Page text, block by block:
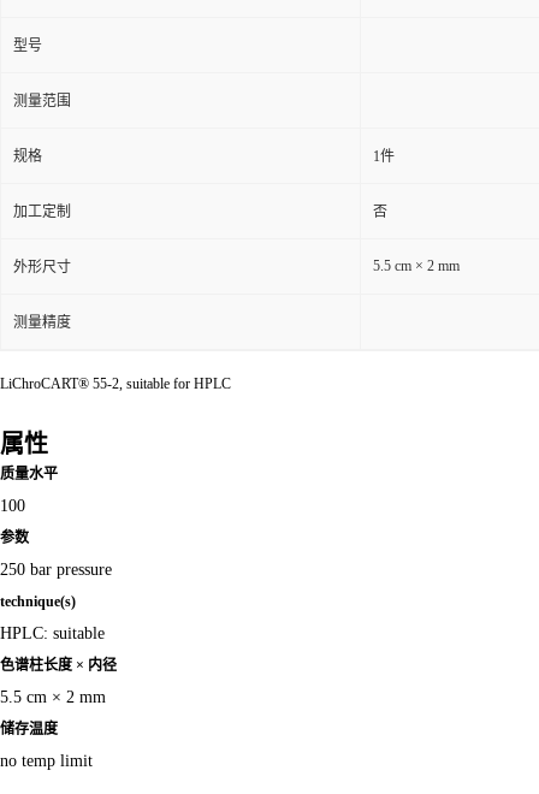
型号
测量范围
规格 1件
加工定制 否
外形尺寸 5.5 cm × 2 mm
测量精度
LiChroCART® 55-2, suitable for HPLC
属性
质量水平
100
参数
250 bar pressure
technique(s)
HPLC: suitable
色谱柱长度 × 内径
5.5 cm × 2 mm
储存温度
no temp limit